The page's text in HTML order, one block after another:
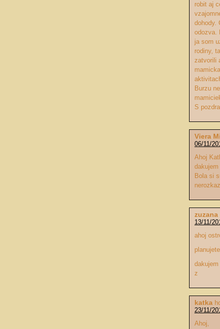
robit aj
dohody.
odozva.
ja som
rodiny,
zatvorili
Burzu
S
Viera
06/11/
Ahoj
Bola si
13/11/
ahoj
dakujem
z
katka
23/11/
Ahoj,